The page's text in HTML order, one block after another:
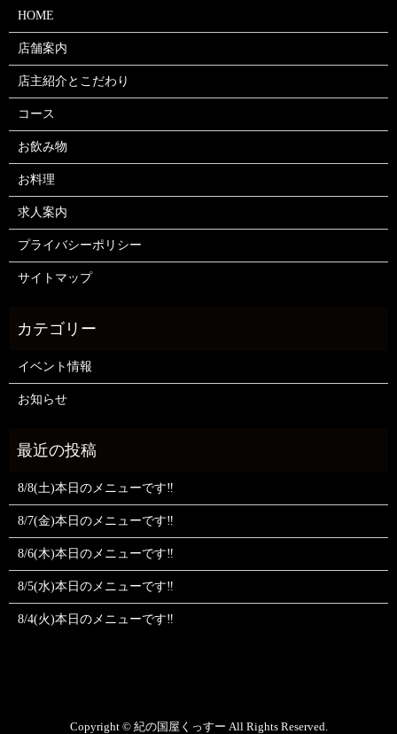
HOME
店舗案内
店主紹介とこだわり
コース
お飲み物
お料理
求人案内
プライバシーポリシー
サイトマップ
イベント情報
お知らせ
8/8(土)本日のメニューです‼️
8/7(金)本日のメニューです‼️
8/6(木)本日のメニューです‼️
8/5(水)本日のメニューです‼️
8/4(火)本日のメニューです‼️
Copyright © 紀の国屋くっすー All Rights Reserved.